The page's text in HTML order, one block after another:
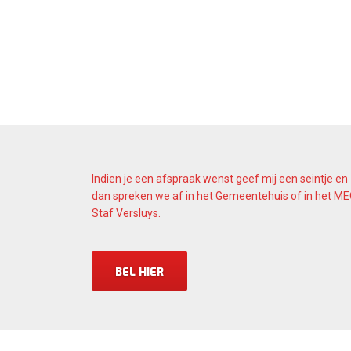
Indien je een afspraak wenst geef mij een seintje en
dan spreken we af in het Gemeentehuis of in het
Staf Versluys.
BEL HIER